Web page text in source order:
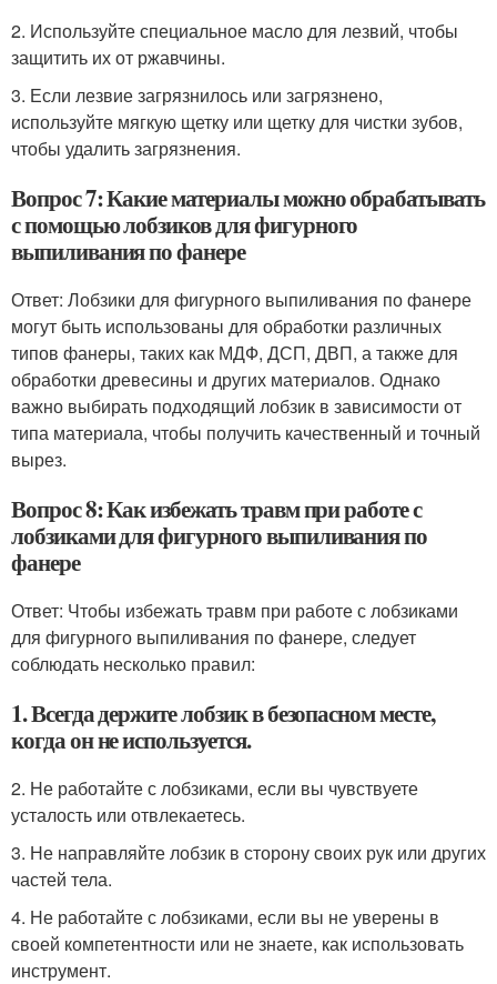
2. Используйте специальное масло для лезвий, чтобы
защитить их от ржавчины.
3. Если лезвие загрязнилось или загрязнено,
используйте мягкую щетку или щетку для чистки зубов,
чтобы удалить загрязнения.
Вопрос 7: Какие материалы можно обрабатывать
с помощью лобзиков для фигурного
выпиливания по фанере
Ответ: Лобзики для фигурного выпиливания по фанере
могут быть использованы для обработки различных
типов фанеры, таких как МДФ, ДСП, ДВП, а также для
обработки древесины и других материалов. Однако
важно выбирать подходящий лобзик в зависимости от
типа материала, чтобы получить качественный и точный
вырез.
Вопрос 8: Как избежать травм при работе с
лобзиками для фигурного выпиливания по
фанере
Ответ: Чтобы избежать травм при работе с лобзиками
для фигурного выпиливания по фанере, следует
соблюдать несколько правил:
1. Всегда держите лобзик в безопасном месте,
когда он не используется.
2. Не работайте с лобзиками, если вы чувствуете
усталость или отвлекаетесь.
3. Не направляйте лобзик в сторону своих рук или других
частей тела.
4. Не работайте с лобзиками, если вы не уверены в
своей компетентности или не знаете, как использовать
инструмент.